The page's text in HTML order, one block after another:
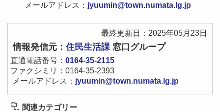
メールアドレス： jyuumin@town.numata.lg.jp
最終更新日：2025年05月23日
情報発信元：住民生活課 窓口グループ
直通電話番号： 0164-35-2115
ファクシミリ：0164-35-2393
メールアドレス： jyuumin@town.numata.lg.jp
関連カテゴリー